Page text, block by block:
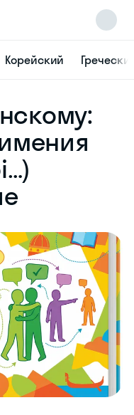
Корейский